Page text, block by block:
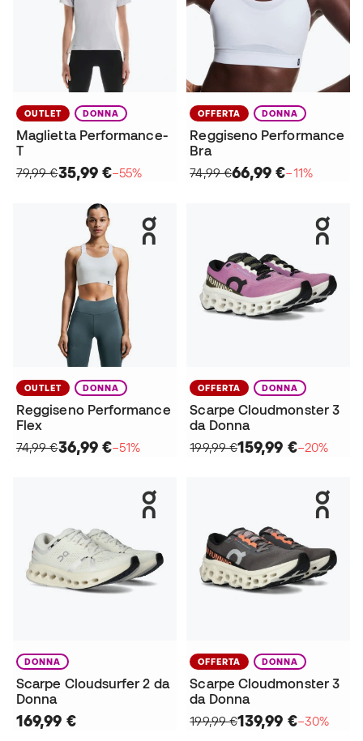
OUTLET DONNA
Maglietta Performance-
T
79,99 €35,99 €−55%
OFFERTA DONNA
Reggiseno Performance
Bra
74,99 €66,99 €−11%
OUTLET DONNA
Reggiseno Performance
Flex
74,99 €36,99 €−51%
OFFERTA DONNA
Scarpe Cloudmonster 3
da Donna
199,99 €159,99 €−20%
DONNA
Scarpe Cloudsurfer 2 da
Donna
169,99 €
OFFERTA DONNA
Scarpe Cloudmonster 3
da Donna
199,99 €139,99 €−30%